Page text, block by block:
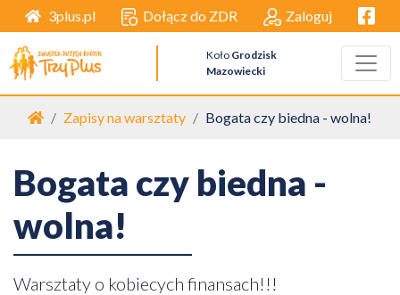
3plus.pl Dołącz do ZDR Zaloguj
Koło Grodzisk
Mazowiecki
Strona główna
Zapisy na warsztaty Bogata czy biedna - wolna!
Bogata czy biedna -
wolna!
Warsztaty o kobiecych finansach!!!